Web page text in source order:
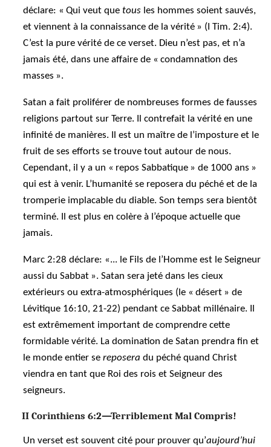
déclare: « Qui veut quetous les hommes soient sauvés,
et viennent à la connaissance de la vérité » (I Tim. 2:4).
C’est la pure vérité de ce verset. Dieu n’est pas, et n’a
jamais été, dans une affaire de « condamnation des
masses ».
Satan a fait proliférer de nombreuses formes de fausses
religions partout sur Terre. Il contrefait la vérité en une
infinité de manières. Il est un maître de l’imposture et le
fruit de ses efforts se trouve tout autour de nous.
Cependant, il y a un « repos Sabbatique » de 1000 ans »
qui est à venir. L’humanité se reposera du péché et de la
tromperie implacable du diable. Son temps sera bientôt
terminé. Il est plus en colère à l’époque actuelle que
jamais.
Marc 2:28 déclare: «... le Fils de l’Homme est le Seigneur
aussi du Sabbat ». Satan sera jeté dans les cieux
extérieurs ou extra-atmosphériques (le « désert » de
Lévitique 16:10, 21-22) pendant ce Sabbat millénaire. Il
est extrêmement important de comprendre cette
formidable vérité. La domination de Satan prendra fin et
le monde entier sereposera du péché quand Christ
viendra en tant que Roi des rois et Seigneur des
seigneurs.
II Corinthiens 6:2—Terriblement Mal Compris!
Un verset est souvent cité pour prouver qu’aujourd’hui